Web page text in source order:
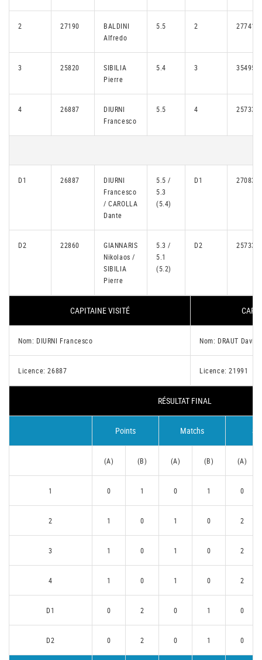
2 27190
BALDINI
Alfredo
5.5 2 27741
3 25820
SIBILIA
Pierre
5.4 3 35495
4 26887
DIURNI
Francesco
5.5 4 25733
D1 26887
DIURNI
Francesco
/ CAROLLA
Dante
5.5 /
5.3
(5.4)
D1 27083
D2 22860
GIANNARIS
Nikolaos /
SIBILIA
Pierre
5.3 /
5.1
(5.2)
D2 25733
CAPITAINE VISITÉ
Nom: DIURNI Francesco Nom: DRAUT David
Licence: 26887 Licence: 21991
RÉSULTAT FINAL
Points Matchs
(A) (B) (A) (B) (A)
1 0 1 0 1 0
2 1 0 1 0 2
3 1 0 1 0 2
4 1 0 1 0 2
D1 0 2 0 1 0
D2 0 2 0 1 0